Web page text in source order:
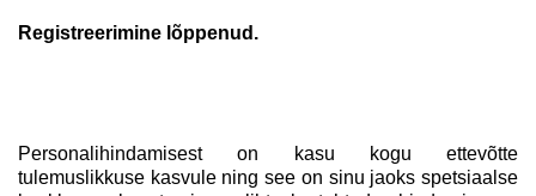
Registreerimine lõppenud.
Personalihindamisest on kasu kogu ettevõtte
tulemuslikkuse kasvule ning see on sinu jaoks spetsiaalse